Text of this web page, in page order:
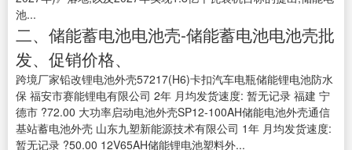
池...
二、储能蓄电池电池壳-储能蓄电池电池壳批
发、促销价格、
跨境厂家铅改锂电池外壳57217(H6)卡扣汽车电瓶储能锂电池防水
保 福安市赛能锂电有限公司 2年 月均发货速度: 暂无记录 福建 宁
德市 ?72.00 大功率启动电池外壳SP12-100AH储能电池外壳通信
基站蓄电池外壳 山东九塑新能源技术有限公司 1年 月均发货速度:
暂无记录 ?50.00 12V65AH储能锂电池塑料外...